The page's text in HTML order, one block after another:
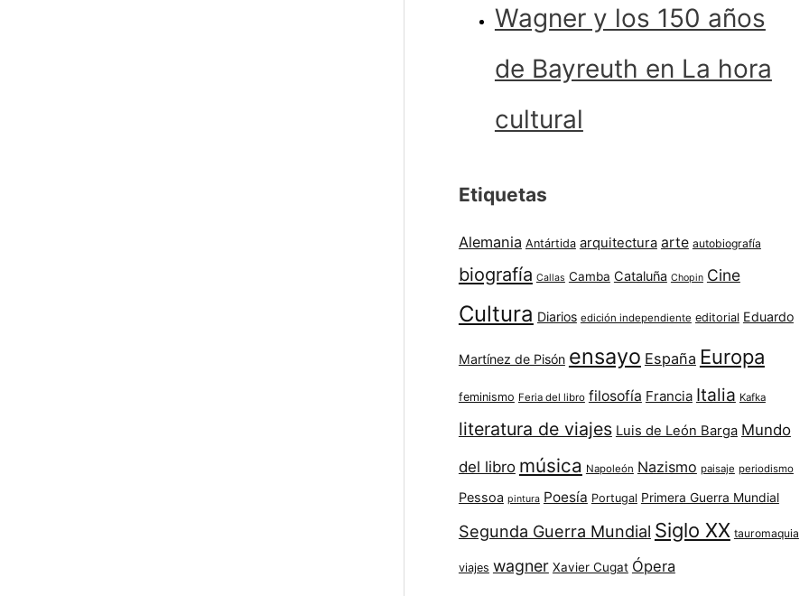
Wagner y los 150 años
de Bayreuth en La hora
cultural
Etiquetas
Alemania Antártida arquitectura arte autobiografía
biografía Callas Camba Cataluña Chopin Cine
Cultura Diarios edición independiente editorial Eduardo
Martínez de Pisón ensayo España Europa
feminismo Feria del libro filosofía Francia Italia Kafka
literatura de viajes Luis de León Barga Mundo
del libro música Napoleón Nazismo paisaje periodismo
Pessoa pintura Poesía Portugal Primera Guerra Mundial
Segunda Guerra Mundial Siglo XX tauromaquia
viajes wagner Xavier Cugat Ópera